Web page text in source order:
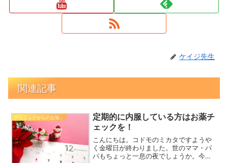
ケイジ先生
関連記事
クリニックからのお知らせ
定期的に内服している方はお薬チ
ェックを！
こんにちは。コドモのミカタですようや
く金曜日が終わりました。世のママ・パ
パもちょっと一息の夜でしょうか。今日